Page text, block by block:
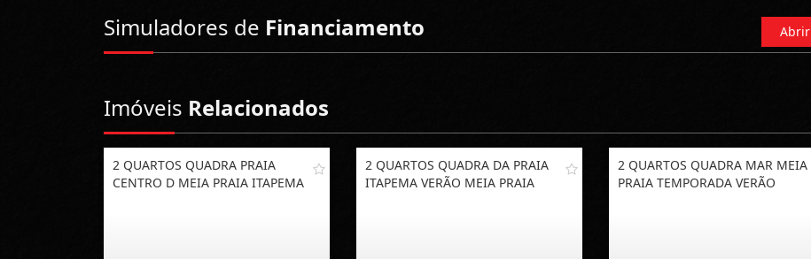
Simuladores de Financiamento Abrir
Imóveis Relacionados
2 QUARTOS QUADRA PRAIA
CENTRO D MEIA PRAIA ITAPEMA
2 QUARTOS QUADRA DA PRAIA
ITAPEMA VERÃO MEIA PRAIA
2 QUARTOS QUADRA MAR MEIA
PRAIA TEMPORADA VERÃO